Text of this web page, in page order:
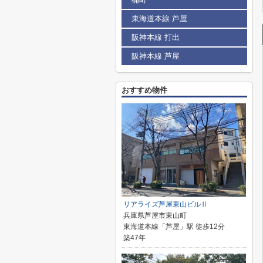
東海道本線 芦屋
阪神本線 打出
阪神本線 芦屋
おすすめ物件
リアライズ芦屋東山ビルⅡ
兵庫県芦屋市東山町
東海道本線「芦屋」駅 徒歩12分
築47年